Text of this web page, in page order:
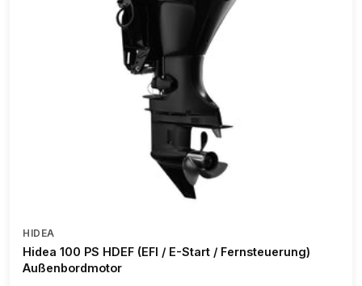
HIDEA
Hidea 100 PS HDEF (EFI / E-Start / Fernsteuerung)
Außenbordmotor